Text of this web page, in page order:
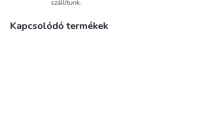
szállítunk.
Kapcsolódó termékek